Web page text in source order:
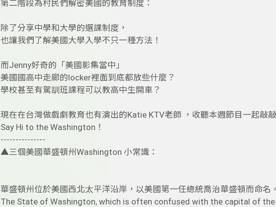
第二階段為村民們解密美國的教育制度：
除了分享中學和大學的選課制度，
也讓我們了解美國大學入學不只一種方法！
而Jenny好奇的「美國影集當中」
美國國高中走廊的locker裡面到底都放些什麼？
學校甚至有駕訓班課程可以教高中生開車？
現在在台灣做戲劇教育也有演出的Katie KTV老師 ，收聽本週節目一起敲
Say Hi to the Washington！
---------------
▲三個美國華盛頓州Washington 小常識：
華盛頓州位於美國西北太平洋沿岸，以美國第一任總統喬治華盛頓而命
The State of Washington, which is often confused with the capital of the